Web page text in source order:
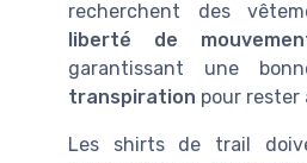
recherchent des
liberté de
garantissant une
transpiration pour rester
Les shirts de trail